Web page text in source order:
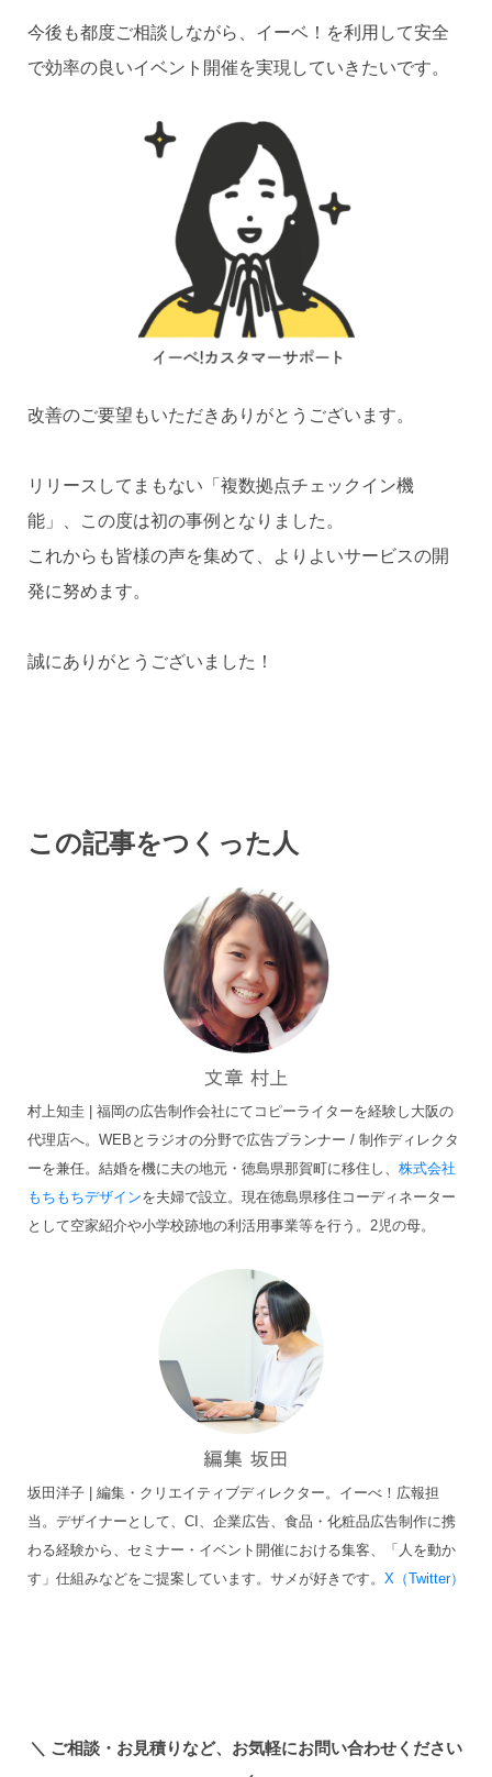
今後も都度ご相談しながら、イーベ！を利用して安全
で効率の良いイベント開催を実現していきたいです。
改善のご要望もいただきありがとうございます。
リリースしてまもない「複数拠点チェックイン機
能」、この度は初の事例となりました。
これからも皆様の声を集めて、よりよいサービスの開
発に努めます。
誠にありがとうございました！
この記事をつくった人
村上知圭 | 福岡の広告制作会社にてコピーライターを経験し大阪の
代理店へ。WEBとラジオの分野で広告プランナー / 制作ディレクタ
ーを兼任。結婚を機に夫の地元・徳島県那賀町に移住し、 株式会社
もちもちデザインを夫婦で設立。現在徳島県移住コーディネーター
として空家紹介や小学校跡地の利活用事業等を行う。2児の母。
坂田洋子 | 編集・クリエイティブディレクター。イーべ！広報担
当。デザイナーとして、CI、企業広告、食品・化粧品広告制作に携
わる経験から、セミナー・イベント開催における集客、「人を動か
す」仕組みなどをご提案しています。サメが好きです。 X（Twitter）
＼ ご相談・お見積りなど、お気軽にお問い合わせください